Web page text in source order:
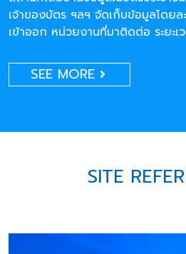
เจ้าของบัตร ฯลฯ จัดเก็บข้อมูลโดยล
เข้าออก หน่วยงานที่มาติดต่อ ระยะเ
SEE MORE
SITE